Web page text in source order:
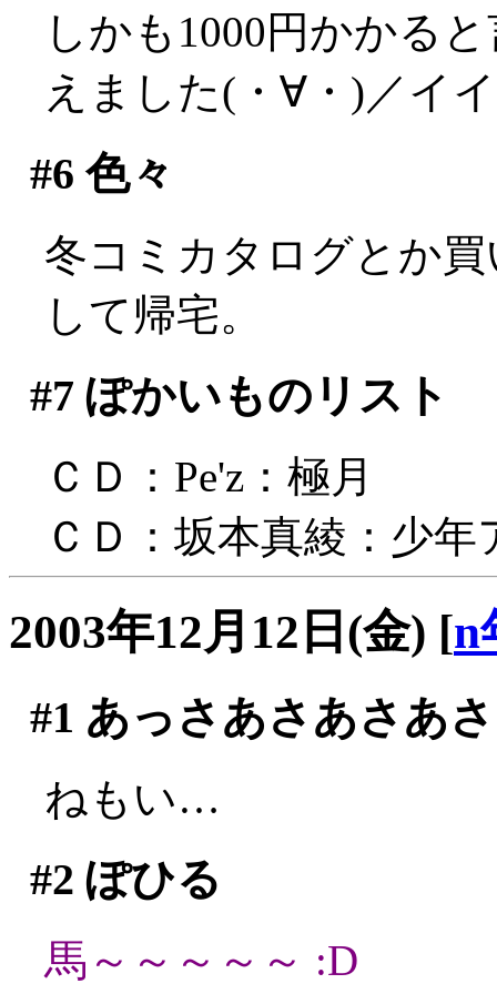
しかも1000円かかる
えました(・∀・)／イ
#6 色々
冬コミカタログとか
して帰宅。
#7 ぽかいものリスト
ＣＤ：Pe'z：極月
ＣＤ：坂本真綾：少年
2003年12月12日(金) [n
#1 あっさあさあさあ
ねもい…
#2 ぽひる
馬～～～～～ :D